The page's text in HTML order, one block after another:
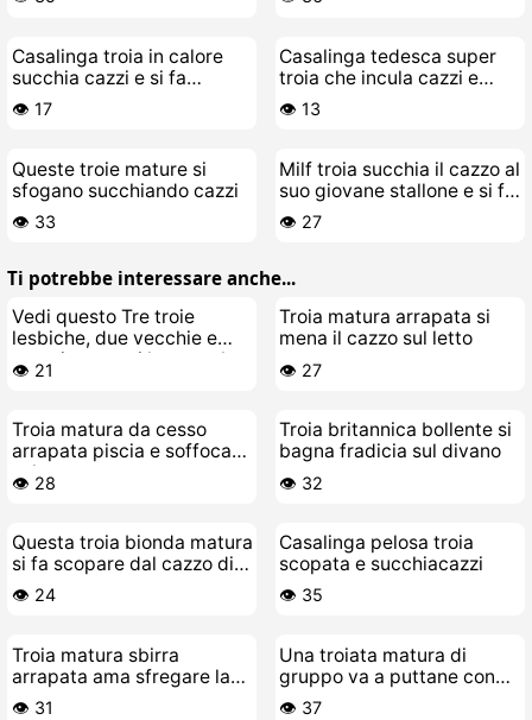
Casalinga troia in calore
succhia cazzi e si fa
scopare da paura
👁️ 17
Casalinga tedesca super
troia che incula cazzi e
succhia palle
👁️ 13
Queste troie mature si
sfogano succhiando cazzi
👁️ 33
Milf troia succhia il cazzo al
suo giovane stallone e si fa
scopare la figa pelosa
👁️ 27
Ti potrebbe interessare anche...
Vedi questo Tre troie
lesbiche, due vecchie e
una giovane, si leccano la
figa sul divano
👁️ 21
Troia matura arrapata si
mena il cazzo sul letto
👁️ 27
Troia matura da cesso
arrapata piscia e soffoca
sul cazzo
👁️ 28
Troia britannica bollente si
bagna fradicia sul divano
👁️ 32
Questa troia bionda matura
si fa scopare dal cazzo di
gomma
👁️ 24
Casalinga pelosa troia
scopata e succhiacazzi
👁️ 35
Troia matura sbirra
arrapata ama sfregare la
sua figa pelosa
👁️ 31
Una troiata matura di
gruppo va a puttane con
cazzi ovunque
👁️ 37